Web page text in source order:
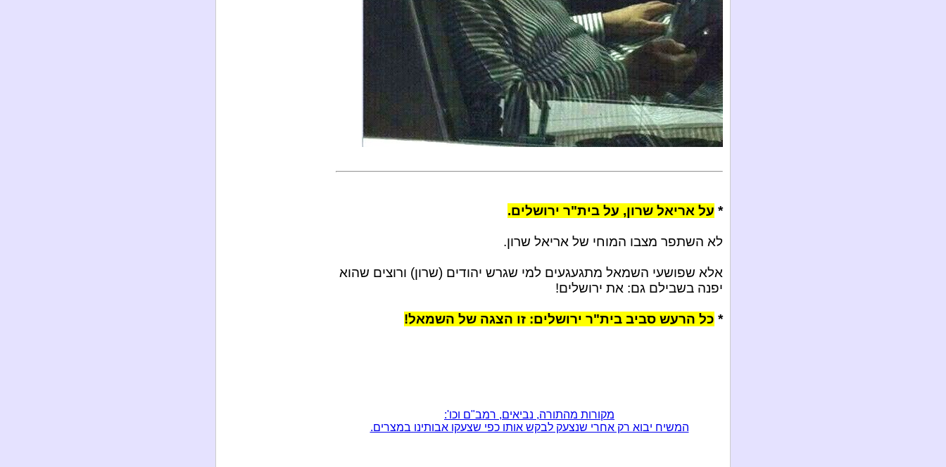
* על אריאל שרון, על בית"ר ירושלים.
לא השתפר מצבו המוחי של אריאל שרון.
אלא שפושעי השמאל מתגעגעים למי שגרש יהודים (שרון) ורוצים שהוא
יפנה בשבילם גם: את ירושלים!
* כל הרעש סביב בית"ר ירושלים: זו הצגה של השמאל!
מקורות מהתורה, נביאים, רמב"ם וכו':
המשיח יבוא רק אחרי שנצעק לבקש אותו כפי שצעקו אבותינו במצרים.